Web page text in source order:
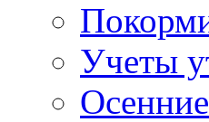
Учеты